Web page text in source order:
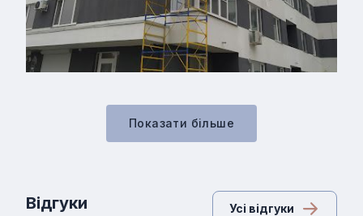
Показати бiльше
Відгуки Усі відгуки